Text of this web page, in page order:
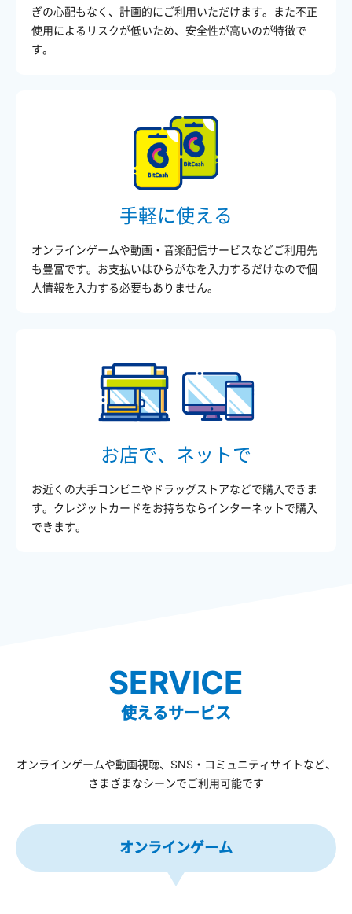
ぎの心配もなく、計画的にご利用いただけます。また不正
使用によるリスクが低いため、安全性が高いのが特徴で
す。
手軽に使える
オンラインゲームや動画・音楽配信サービスなどご利用先
も豊富です。お支払いはひらがなを入力するだけなので個
人情報を入力する必要もありません。
お店で、ネットで
お近くの大手コンビニやドラッグストアなどで購入できま
す。クレジットカードをお持ちならインターネットで購入
できます。
SERVICE
使えるサービス
オンラインゲームや動画視聴、SNS・コミュニティサイトなど、
さまざまなシーンでご利用可能です
オンラインゲーム